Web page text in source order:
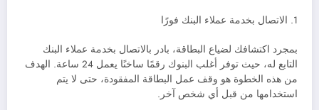
1. الاتصال بخدمة عملاء البنك فورًا
بمجرد اكتشافك لضياع البطاقة، بادر بالاتصال بخدمة عملاء البنك
التابع له، حيث توفر أغلب البنوك رقمًا ساخنًا يعمل 24 ساعة. الهدف
من هذه الخطوة هو وقف عمل البطاقة المفقودة، حتى لا يتم
استخدامها من قبل أي شخص آخر.